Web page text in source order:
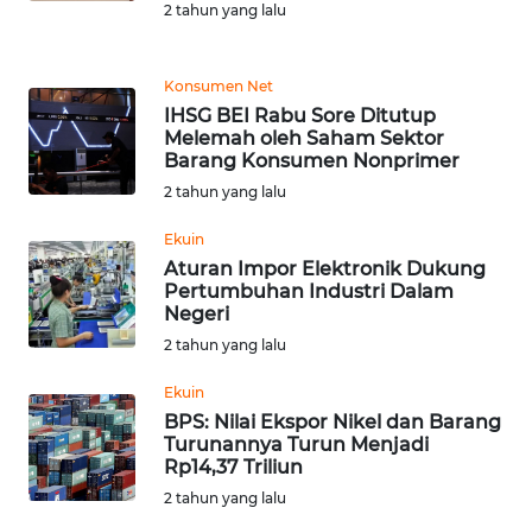
2 tahun yang lalu
Konsumen Net
IHSG BEI Rabu Sore Ditutup
Melemah oleh Saham Sektor
Barang Konsumen Nonprimer
2 tahun yang lalu
Ekuin
Aturan Impor Elektronik Dukung
Pertumbuhan Industri Dalam
Negeri
2 tahun yang lalu
Ekuin
BPS: Nilai Ekspor Nikel dan Barang
Turunannya Turun Menjadi
Rp14,37 Triliun
2 tahun yang lalu
WN
SULTENG
SULBAR
WN
BABEL
WN
SUMBAR
WN
SUMSEL